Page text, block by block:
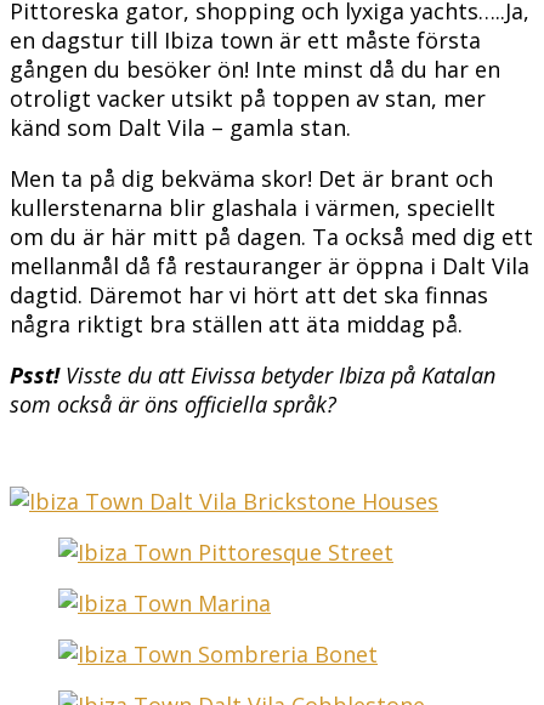
Pittoreska gator, shopping och lyxiga yachts…..Ja,
en dagstur till Ibiza town är ett måste första
gången du besöker ön! Inte minst då du har en
otroligt vacker utsikt på toppen av stan, mer
känd som Dalt Vila – gamla stan.
Men ta på dig bekväma skor! Det är brant och
kullerstenarna blir glashala i värmen, speciellt
om du är här mitt på dagen. Ta också med dig ett
mellanmål då få restauranger är öppna i Dalt Vila
dagtid. Däremot har vi hört att det ska finnas
några riktigt bra ställen att äta middag på.
Psst!Visste du att Eivissa betyder Ibiza på Katalan
som också är öns officiella språk?